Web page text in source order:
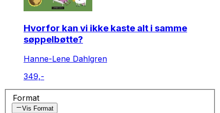
Hvorfor kan vi ikke kaste alt i samme
søppelbøtte?
Hanne-Lene Dahlgren
349,-
Format
Vis Format